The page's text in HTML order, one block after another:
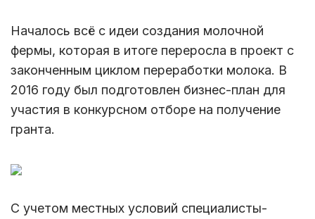
Началось всё с идеи создания молочной
фермы, которая в итоге переросла в проект с
законченным циклом переработки молока. В
2016 году был подготовлен бизнес-план для
участия в конкурсном отборе на получение
гранта.
С учетом местных условий специалисты-